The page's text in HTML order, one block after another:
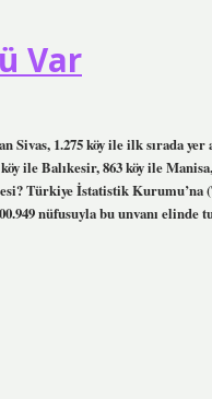
Var
Sivas, 1.275 köy ile ilk sırada
ile Balıkesir, 863 köy ile
Türkiye İstatistik Kurumu’na
nüfusuyla bu unvanı elinde